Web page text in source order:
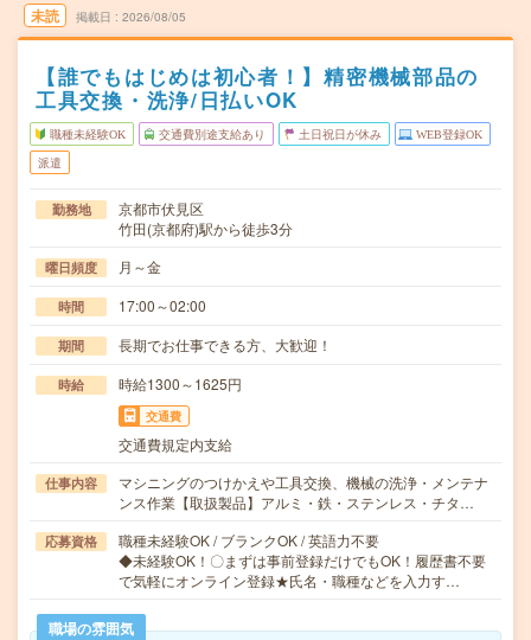
未読 掲載日 2026/08/05
【誰でもはじめは初心者！】精密機械部品の
工具交換・洗浄/日払いOK
職種未経験OK 交通費別途支給あり 土日祝日が休み WEB登録OK
派遣
勤務地
京都市伏見区
竹田(京都府)駅から徒歩3分
曜日頻度 月～金
時間 17:00～02:00
期間 長期でお仕事できる方、大歓迎！
時給 時給1300～1625円
交通費
交通費規定内支給
仕事内容
マシニングのつけかえや工具交換、機械の洗浄・メンテナ
ンス作業【取扱製品】アルミ・鉄・ステンレス・チタ…
応募資格
職種未経験OK / ブランクOK / 英語力不要
◆未経験OK！〇まずは事前登録だけでもOK！履歴書不要
で気軽にオンライン登録★氏名・職種などを入力す…
職場の雰囲気